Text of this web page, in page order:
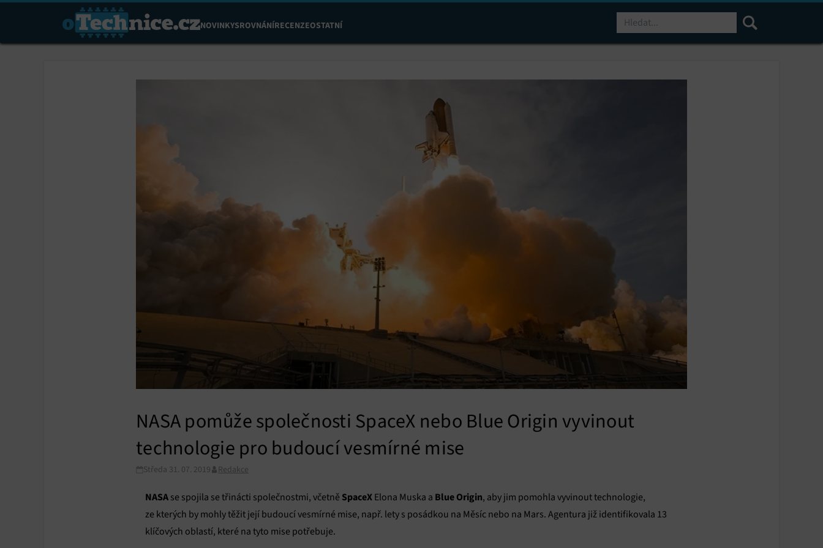
NOVINKYSROVNÁNÍRECENZEOSTATNÍ
NASA pomůže společnosti SpaceX nebo Blue Origin vyvinout
technologie pro budoucí vesmírné mise
Středa 31. 07. 2019 Redakce
NASA se spojila se třinácti společnostmi, včetně SpaceX Elona Muska a Blue Origin, aby jim pomohla vyvinout technologie,
ze kterých by mohly těžit její budoucí vesmírné mise, např. lety s posádkou na Měsíc nebo na Mars. Agentura již identifikovala 13
klíčových oblastí, které na tyto mise potřebuje.